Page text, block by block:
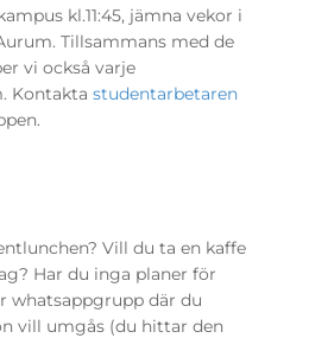
kl.11:45, jämna vekor i
Tillsammans med de
vi också varje
Kontakta studentarbetaren
Vill du ta en kaffe
Har du inga planer för
whatsappgrupp där du
vill umgås (du hittar den